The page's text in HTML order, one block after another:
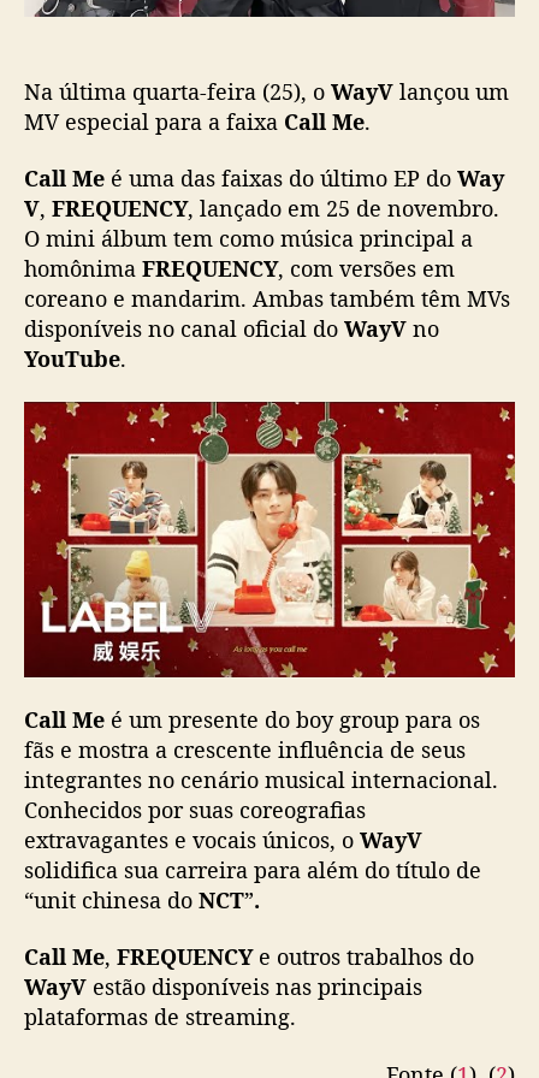
e
l
p
a
r
a
“
l
M
e
”
Na última quarta-feira (25), o WayV lançou um
MV especial para a faixa Call Me.
Call Me é uma das faixas do último EP do Way
V, FREQUENCY, lançado em 25 de novembro.
O mini álbum tem como música principal a
homônima FREQUENCY, com versões em
coreano e mandarim. Ambas também têm MVs
disponíveis no canal oficial do WayV no
YouTube.
Call Me é um presente do boy group para os
fãs e mostra a crescente influência de seus
integrantes no cenário musical internacional.
Conhecidos por suas coreografias
extravagantes e vocais únicos, o WayV
solidifica sua carreira para além do título de
“unit chinesa do NCT”.
Call Me, FREQUENCYe outros trabalhos do
WayV estão disponíveis nas principais
plataformas de streaming.